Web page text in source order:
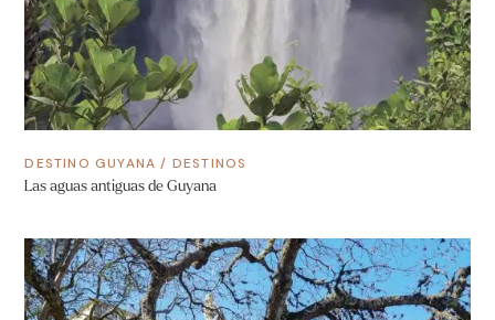
DESTINO GUYANA / DESTINOS
Las aguas antiguas de Guyana